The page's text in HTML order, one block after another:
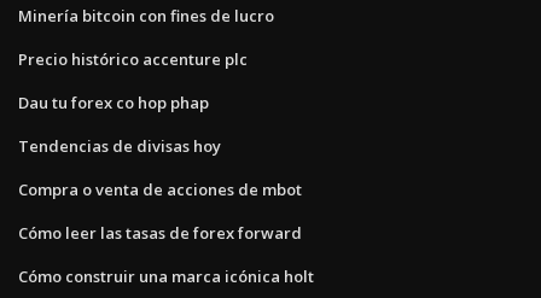
Minería bitcoin con fines de lucro
Precio histórico accenture plc
Dau tu forex co hop phap
Tendencias de divisas hoy
Compra o venta de acciones de mbot
Cómo leer las tasas de forex forward
Cómo construir una marca icónica holt